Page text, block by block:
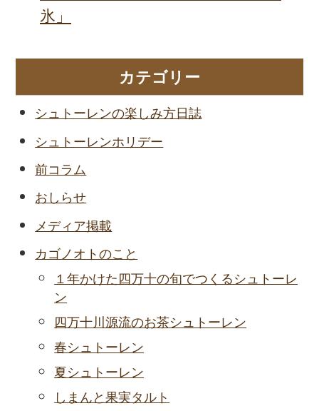
氷」
カテゴリー
シュトーレンの楽しみ方日誌
シュトーレンホリデー
前コラム
おしらせ
メディア掲載
カゴノオトのこと
１年かけた四万十の旬でつくるシュトーレ
ン
四万十川源流のお茶シュトーレン
春シュトーレン
夏シュトーレン
しまんと果実タルト